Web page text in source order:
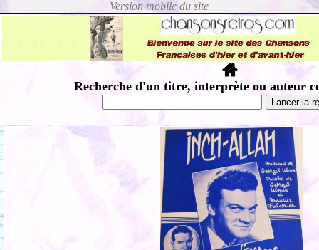
Recherche d'un titre, interprète ou auteur